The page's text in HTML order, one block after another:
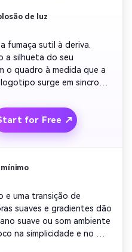
de luz
fumaça sutil à deriva.
a silhueta do seu
o quadro à medida que a
surge em sincronia
com um sotaque de
suave para um efeito
for Free ↗
e uma transição de
suaves e gradientes dão
suave ou som ambiente
na simplicidade e no